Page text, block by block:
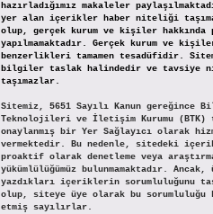
hazırladığımız makaleler
yer alan içerikler haber niteliği
olup, gerçek kurum ve kişiler hakkında
yapılmamaktadır. Gerçek kurum ve
benzerlikleri tamamen tesadüfidir.
bilgiler taslak halindedir ve tavsiye
taşımazlar.
Sitemiz, 5651 Sayılı Kanun gereğince
Teknolojileri ve İletişim Kurumu (BTK)
onaylanmış bir Yer Sağlayıcı olarak
vermektedir. Bu nedenle, sitedeki
proaktif olarak denetleme veya
yükümlülüğümüz bulunmamaktadır.
yazdıkları içeriklerin sorumluluğunu
olup, siteye üye olarak bu sorumluluğu
etmiş sayılırlar.